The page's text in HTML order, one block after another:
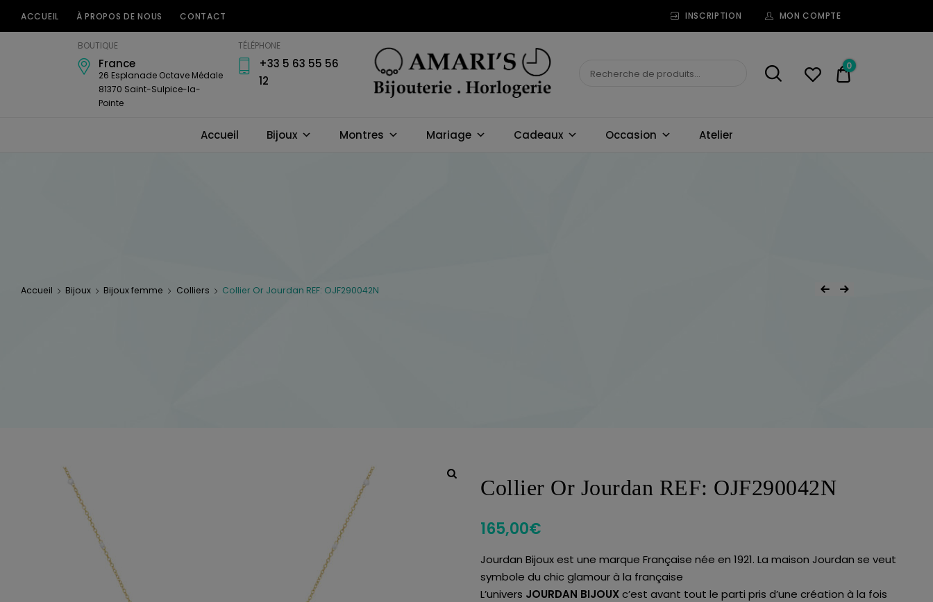
ACCUEIL À PROPOS DE NOUS CONTACT INSCRIPTION MON COMPTE
BOUTIQUE
France
26 Esplanade Octave Médale
81370 Saint-Sulpice-la-
Pointe
TÉLÉPHONE
+33 5 63 55 56
12
BIJOUTERIE
0,00€
0
Accueil Bijoux Montres Mariage Cadeaux Occasion Atelier
Accueil Bijoux Bijoux femme Colliers Collier Or Jourdan REF: OJF290042N
Collier Or Jourdan REF: OJF290042N
165,00€
Jourdan Bijoux est une marque Française née en 1921. La maison Jourdan se veut
symbole du chic glamour à la française
L’univers JOURDAN BIJOUXc’est avant tout le parti pris d’une création à la fois